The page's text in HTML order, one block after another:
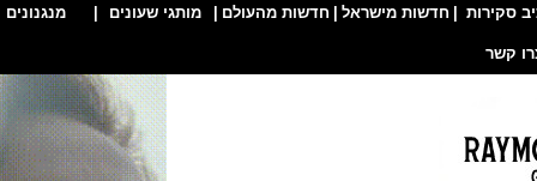
| חדשות מישראל | חדשות מהעולם | מותגי שעונים | מנגנונים |